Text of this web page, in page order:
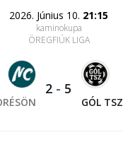
2026. Június 10. 21:15
kaminokupa
ÖREGFIÚK LIGA
2 - 5
GÓL TSZ